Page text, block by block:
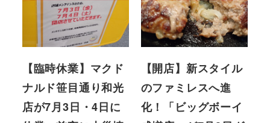
【臨時休業】マクド
ナルド笹目通り和光
店が7月3日・4日に
【開店】新スタイル
のファミレスへ進
化！「ビッグボーイ